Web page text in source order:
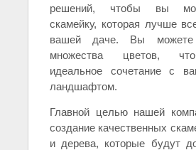
решений, чтобы вы
скамейку, которая лучше
вашей даче. Вы
множества цветов,
идеальное сочетание с
ландшафтом.
Главной целью нашей
создание качественных
и дерева, которые будут